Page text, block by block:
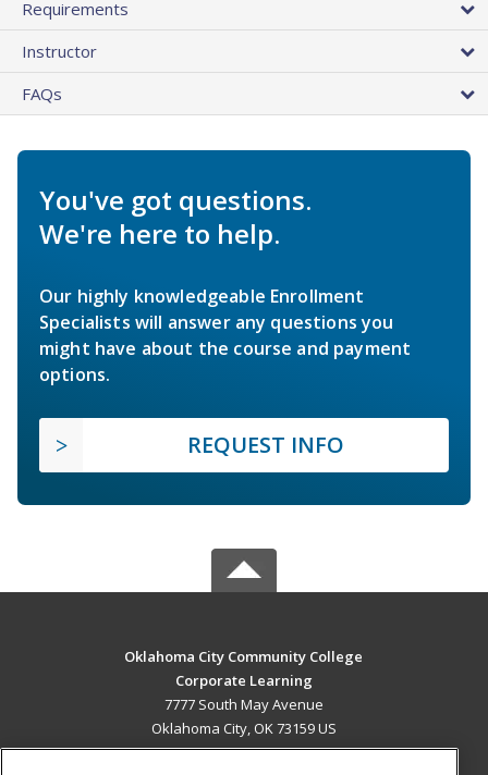
Requirements
Instructor
FAQs
You've got questions.
We're here to help.
Our highly knowledgeable Enrollment
Specialists will answer any questions you
might have about the course and payment
options.
REQUEST INFO
Oklahoma City Community College
Corporate Learning
7777 South May Avenue
Oklahoma City, OK 73159 US